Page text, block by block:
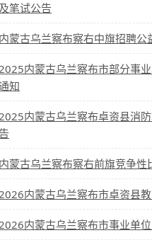
笔试公告
蒙古乌兰察布察右中旗招聘公
内蒙古乌兰察布市部分事
知
内蒙古乌兰察布卓资县消
蒙古乌兰察布察右前旗竞争性
内蒙古乌兰察布市卓资县
内蒙古乌兰察布市事业单